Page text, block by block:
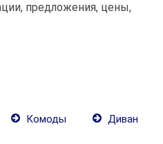
предложения, цены,
Комоды
Диван